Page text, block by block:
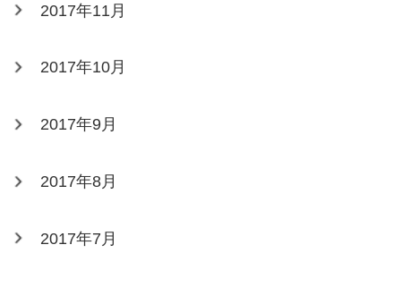
2017年11月
2017年10月
2017年9月
2017年8月
2017年7月